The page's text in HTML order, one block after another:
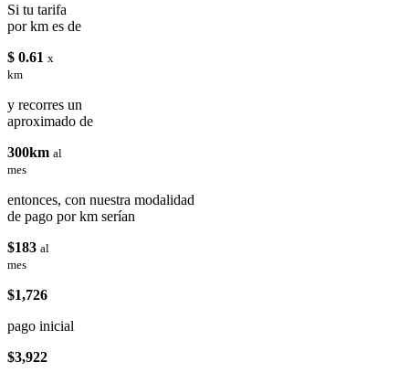
Si tu tarifa
por km es de
$ 0.61 x
km
y recorres un
aproximado de
300km al
mes
entonces, con nuestra modalidad
de pago por km serían
$183 al
mes
$1,726
pago inicial
$3,922